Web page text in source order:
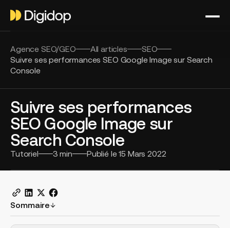
Agence SEO/GEO All articles
SEO
Suivre ses performances SEO Google Image sur Search
Console
Suivre ses performances
SEO Google Image sur
Search Console
Tutoriel 3 min Publié le15 Mars 2022
Sommaire